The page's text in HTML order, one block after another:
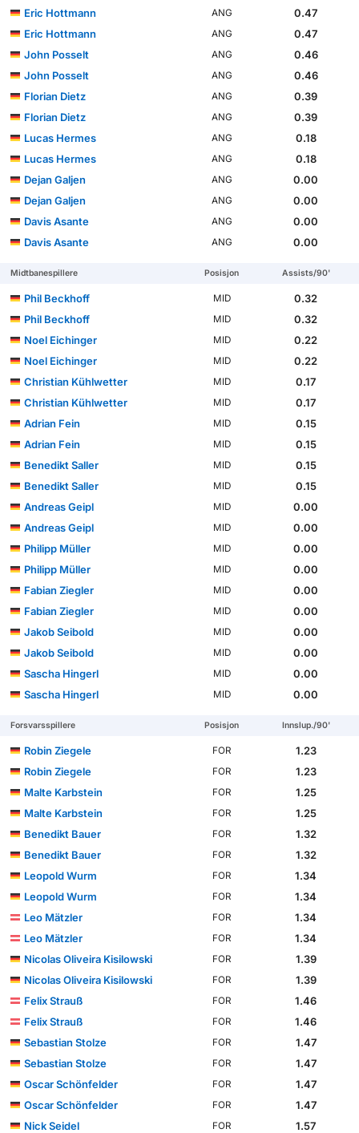
Eric Hottmann ANG
0.47
Eric Hottmann
ANG
0.47
John Posselt
ANG
0.46
John Posselt
ANG
0.46
Florian Dietz
ANG
0.39
Florian Dietz
ANG
0.39
Lucas Hermes
ANG
0.18
Lucas Hermes
ANG
0.18
Dejan Galjen
ANG
0.00
Dejan Galjen
ANG
0.00
Davis Asante
ANG
0.00
Davis Asante
ANG 0.00
Midtbanespillere Posisjon Assists/90'
Phil Beckhoff MID
0.32
Phil Beckhoff
MID
0.32
Noel Eichinger
MID
0.22
Noel Eichinger
MID
0.22
Christian Kühlwetter
MID
0.17
Christian Kühlwetter
MID
0.17
Adrian Fein
MID
0.15
Adrian Fein
MID
0.15
Benedikt Saller
MID
0.15
Benedikt Saller
MID
0.15
Andreas Geipl
MID
0.00
Andreas Geipl
MID
0.00
Philipp Müller
MID
0.00
Philipp Müller
MID
0.00
Fabian Ziegler
MID
0.00
Fabian Ziegler
MID
0.00
Jakob Seibold
MID
0.00
Jakob Seibold
MID
0.00
Sascha Hingerl
MID
0.00
Sascha Hingerl
MID 0.00
Forsvarsspillere Posisjon Innslup./90'
Robin Ziegele FOR
1.23
Robin Ziegele
FOR
1.23
Malte Karbstein
FOR
1.25
Malte Karbstein
FOR
1.25
Benedikt Bauer
FOR
1.32
Benedikt Bauer
FOR
1.32
Leopold Wurm
FOR
1.34
Leopold Wurm
FOR
1.34
Leo Mätzler
FOR
1.34
Leo Mätzler
FOR
1.34
Nicolas Oliveira Kisilowski
FOR
1.39
Nicolas Oliveira Kisilowski
FOR
1.39
Felix Strauß
FOR
1.46
Felix Strauß
FOR
1.46
Sebastian Stolze
FOR
1.47
Sebastian Stolze
FOR
1.47
Oscar Schönfelder
FOR
1.47
Oscar Schönfelder
FOR
1.47
Nick Seidel
FOR
1.57